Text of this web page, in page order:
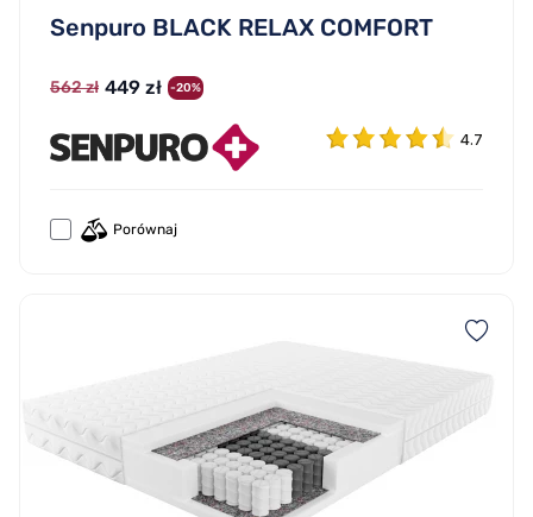
Senpuro BLACK RELAX COMFORT
562 zł 449 zł -20%
4.7
Porównaj